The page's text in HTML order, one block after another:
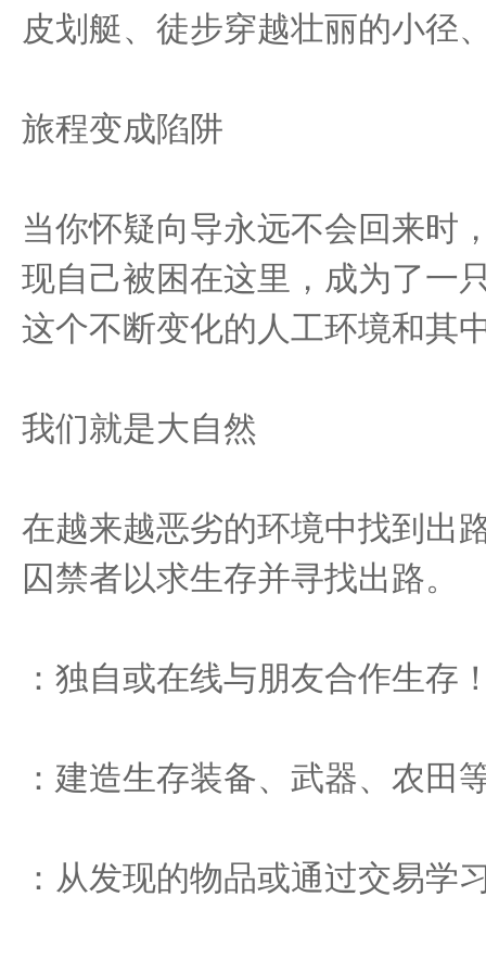
皮划艇、徒步穿越壮丽的小径
旅程变成陷阱
当你怀疑向导永远不会回来时
现自己被困在这里，成为了一
这个不断变化的人工环境和其
我们就是大自然
在越来越恶劣的环境中找到出
囚禁者以求生存并寻找出路。
：独自或在线与朋友合作生存
：建造生存装备、武器、农田
：从发现的物品或通过交易学